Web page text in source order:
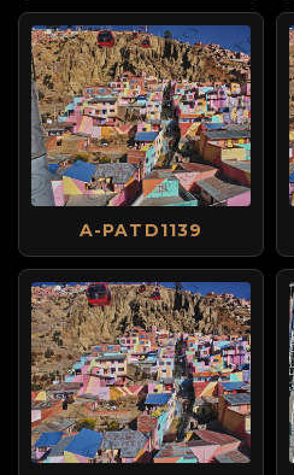
A-PATD1139